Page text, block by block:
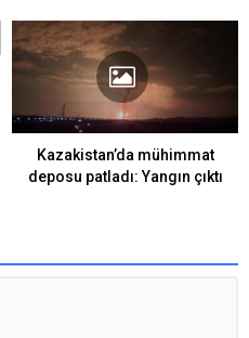
Kazakistan’da mühimmat
deposu patladı: Yangın çıktı